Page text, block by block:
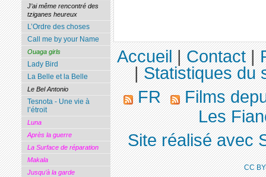
J’ai même rencontré des
tziganes heureux
L’Ordre des choses
Call me by your Name
Ouaga girls
Lady Bird
La Belle et la Belle
Le Bel Antonio
Tesnota - Une vie à
l’étroit
Luna
Après la guerre
La Surface de réparation
Makala
Jusqu’à la garde
Accueil|Contact|
|Statistiques du
FR
Films
Les
Site réalisé avec
CC